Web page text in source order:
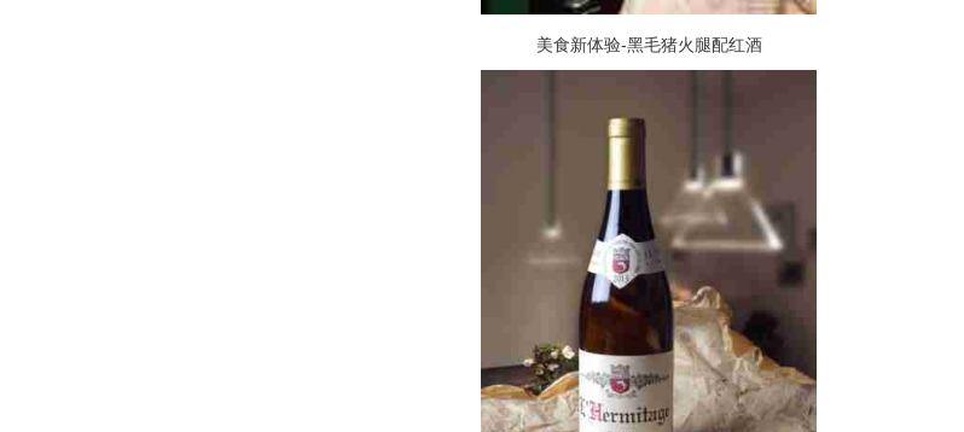
美食新体验-黑毛猪火腿配红酒